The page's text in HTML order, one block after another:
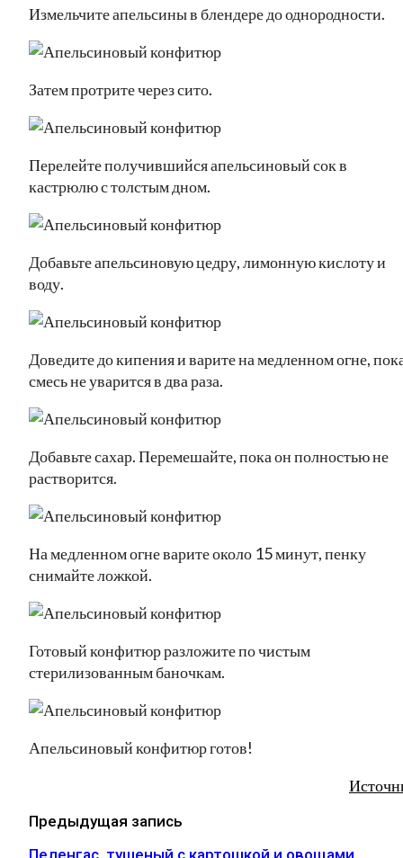
Измельчите апельсины в блендере до однородности.
Затем протрите через сито.
Перелейте получившийся апельсиновый сок в
кастрюлю с толстым дном.
Добавьте апельсиновую цедру, лимонную кислоту и
воду.
Доведите до кипения и варите на медленном огне,
смесь не уварится в два раза.
Добавьте сахар. Перемешайте, пока он полностью не
растворится.
На медленном огне варите около 15 минут, пенку
снимайте ложкой.
Готовый конфитюр разложите по чистым
стерилизованным баночкам.
Апельсиновый конфитюр готов!
Предыдущая запись
Пеленгас, тушеный с картошкой и овощами